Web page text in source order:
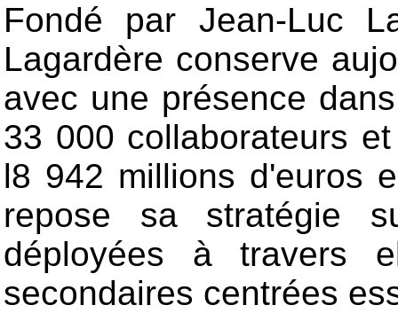
Fondé par Jean-Luc
Lagardère conserve
avec une présence
33 000 collaborateurs
l8 942 millions d'euros
repose sa stratégie
déployées à travers
secondaires centrées